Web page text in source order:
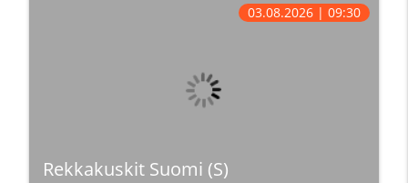
Rekkakuskit Suomi (S)
03.08.2026 | 09:30